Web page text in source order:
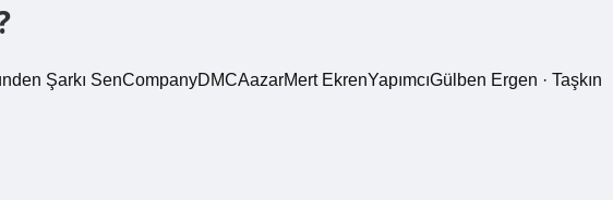
Şarkı SenCompanyDMCAazarMert EkrenYapımcıGülben Ergen · Taşkın